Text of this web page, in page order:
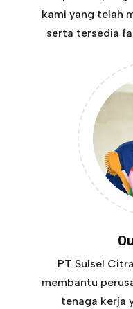
kami yang telah
serta tersedia
PT Sulsel
membantu
tenaga kerja